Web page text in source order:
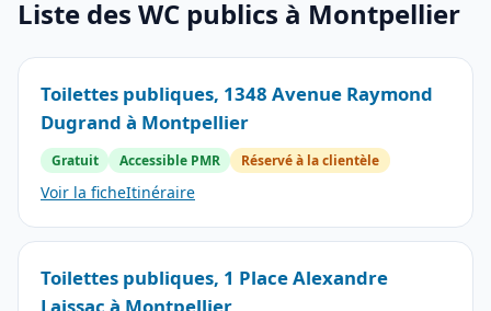
Liste des WC publics à Montpellier
Toilettes publiques, 1348 Avenue Raymond
Dugrand à Montpellier
Gratuit Accessible PMR Réservé à la clientèle
Voir la ficheItinéraire
Toilettes publiques, 1 Place Alexandre
Laissac à Montpellier